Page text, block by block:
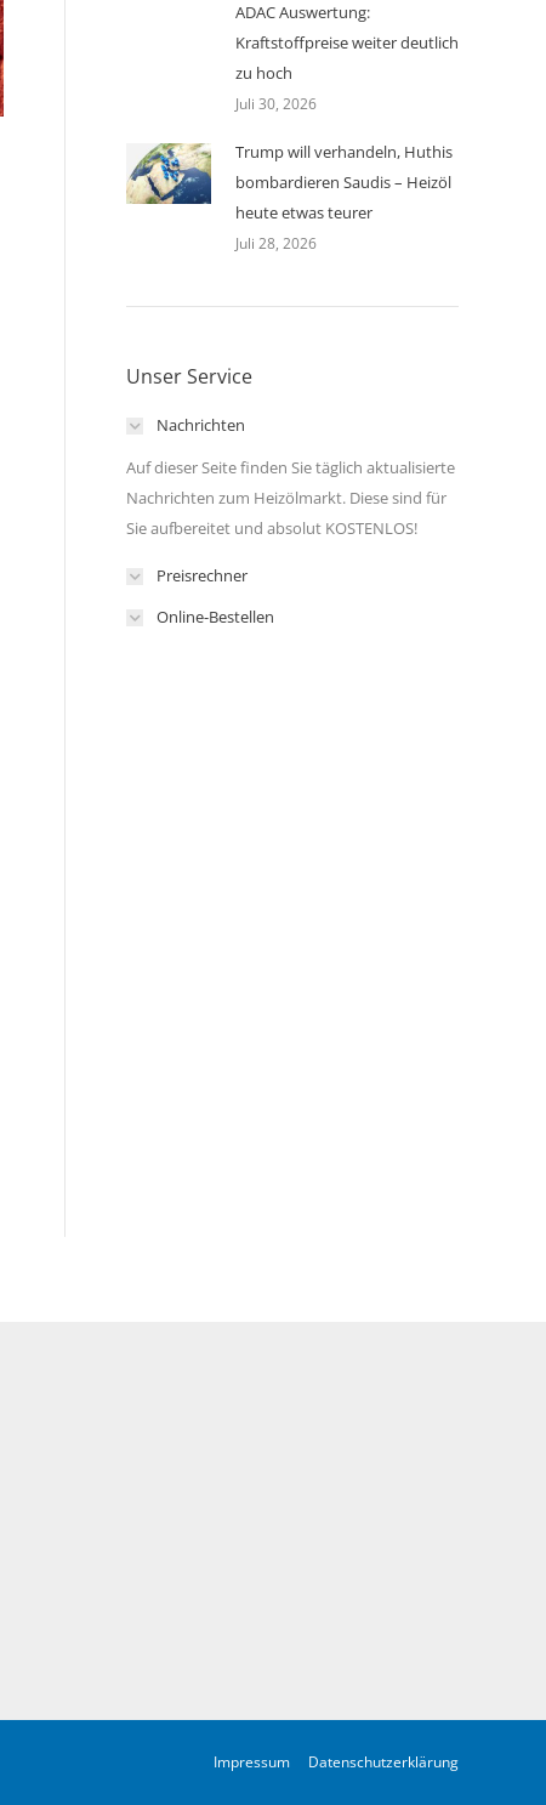
ADAC Auswertung:
Kraftstoffpreise weiter deutlich
zu hoch
Juli 30, 2026
Trump will verhandeln, Huthis
bombardieren Saudis – Heizöl
heute etwas teurer
Juli 28, 2026
Unser Service
Nachrichten
Auf dieser Seite finden Sie täglich aktualisierte
Nachrichten zum Heizölmarkt. Diese sind für
Sie aufbereitet und absolut KOSTENLOS!
Preisrechner
Online-Bestellen
Impressum Datenschutzerklärung